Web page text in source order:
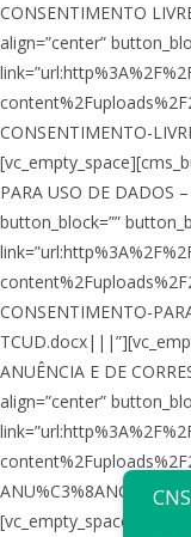
CONSENTIMENTO
align=”center”
CONSENTIMENTO-
PARA USO DE DADOS
button_block=””
CONSENTIMENTO-
ANUÊNCIA E DE
align=”center”
ANU%C3%8ANCIA-E-